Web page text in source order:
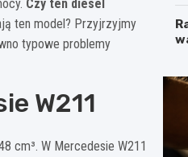
Czy ten diesel
ten model? Przyjrzyjmy
typowe problemy
W211
cm³. W Mercedesie W211